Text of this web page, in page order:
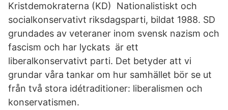
Kristdemokraterna (KD) Nationalistiskt och
socialkonservativt riksdagsparti, bildat 1988. SD
grundades av veteraner inom svensk nazism och
fascism och har lyckats är ett
liberalkonservativt parti. Det betyder att vi
grundar våra tankar om hur samhället bör se ut
från två stora idétraditioner: liberalismen och
konservatismen.